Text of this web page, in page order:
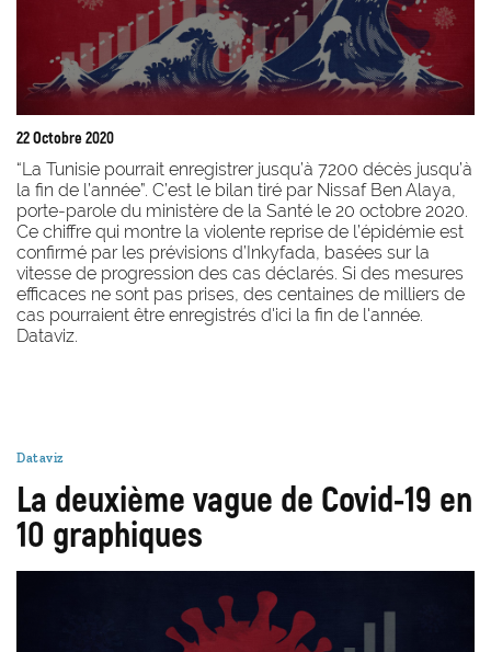
22 Octobre 2020
“La Tunisie pourrait enregistrer jusqu’à 7200 décès jusqu’à
la fin de l’année”. C’est le bilan tiré par Nissaf Ben Alaya,
porte-parole du ministère de la Santé le 20 octobre 2020.
Ce chiffre qui montre la violente reprise de l’épidémie est
confirmé par les prévisions d’Inkyfada, basées sur la
vitesse de progression des cas déclarés. Si des mesures
efficaces ne sont pas prises, des centaines de milliers de
cas pourraient être enregistrés d'ici la fin de l'année.
Dataviz.
Dataviz
La deuxième vague de Covid-19 en
10 graphiques